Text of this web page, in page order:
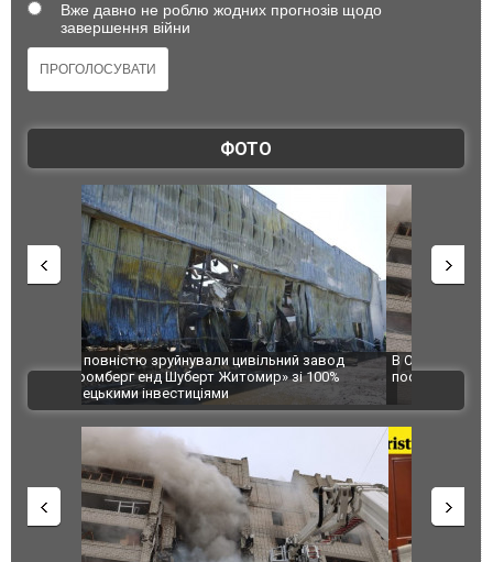
Вже давно не роблю жодних прогнозів щодо
завершення війни
ФОТО
В Одесі та Харкові різко зросла кількість
постраждалих від обстрілу РФ
Ворог
двоє
після
ВІДЕО